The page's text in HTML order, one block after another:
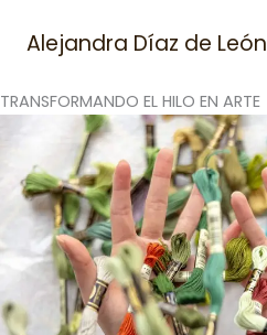
Alejandra Díaz de León
TRANSFORMANDO EL HILO EN ARTE